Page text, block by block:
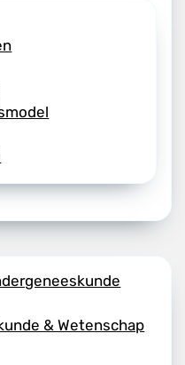
& Wetenschap